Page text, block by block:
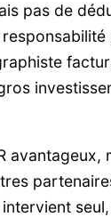
pas de
avantageux,